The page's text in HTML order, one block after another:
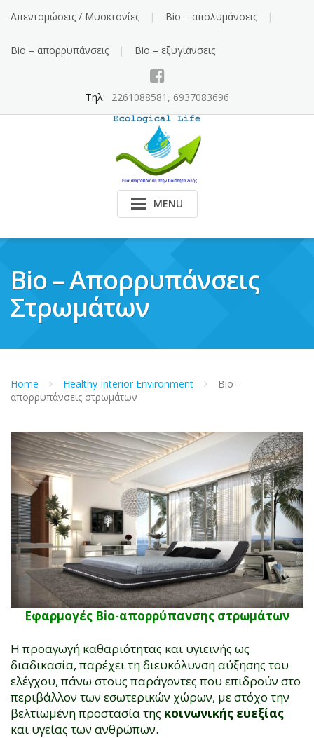
Απεντομώσεις / Μυοκτονίες Bio – απολυμάνσεις
Bio – απορρυπάνσεις Bio – εξυγιάνσεις
Τηλ: 2261088581, 6937083696
MENU
Bio – Απορρυπάνσεις
Στρωμάτων
Home Healthy Interior Environment
Bio –
απορρυπάνσεις στρωμάτων
Εφαρμογές Bio-απορρύπανσης στρωμάτων
Η προαγωγή καθαριότητας και υγιεινής ως
διαδικασία, παρέχει τη διευκόλυνση αύξησης του
ελέγχου, πάνω στους παράγοντες που επιδρούν στο
περιβάλλον των εσωτερικών χώρων, με στόχο την
βελτιωμένη προστασία της κοινωνικής ευεξίας
και υγείας των ανθρώπων.